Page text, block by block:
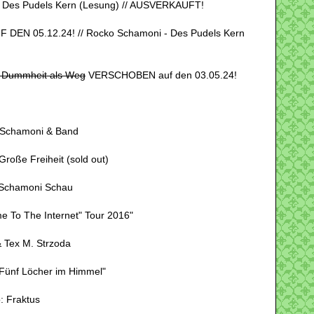
Pudels Kern (Lesung) // AUSVERKAUFT!
DEN 05.12.24! // Rocko Schamoni - Des Pudels Kern
als Weg VERSCHOBEN auf den 03.05.24!
& Band
Freiheit (sold out)
Schau
To The Internet" Tour 2016"
Tex M. Strzoda
Löcher im Himmel"
Fraktus